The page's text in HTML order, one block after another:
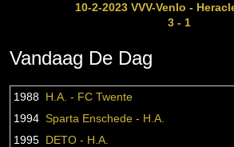
10-2-2023 VVV-Venlo -
3 - 1
Vandaag De Dag
1988 H.A. - FC Twente
1994 Sparta Enschede - H.A.
1995 DETO - H.A.